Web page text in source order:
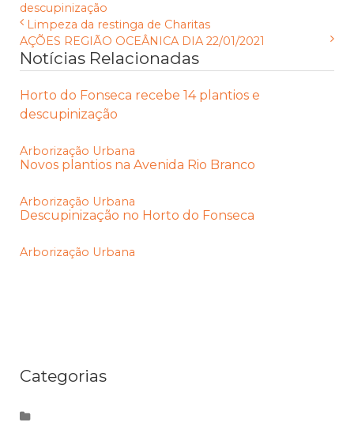
descupinização
Limpeza da restinga de Charitas
AÇÕES REGIÃO OCEÂNICA DIA 22/01/2021
Notícias Relacionadas
Horto do Fonseca recebe 14 plantios e
descupinização
Arborização Urbana
Novos plantios na Avenida Rio Branco
Arborização Urbana
Descupinização no Horto do Fonseca
Arborização Urbana
Categorias